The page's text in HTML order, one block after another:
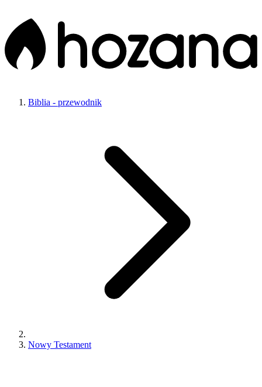
Biblia - przewodnik
Nowy Testament